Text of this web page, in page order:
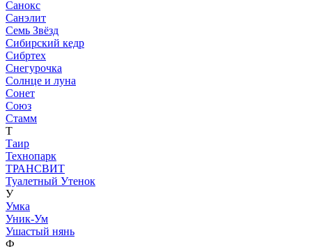
Санокс
Санэлит
Семь Звёзд
Сибирский кедр
Сибртех
Снегурочка
Солнце и луна
Сонет
Союз
Стамм
Т
Таир
Технопарк
ТРАНСВИТ
Туалетный Утенок
У
Умка
Уник-Ум
Ушастый нянь
Ф